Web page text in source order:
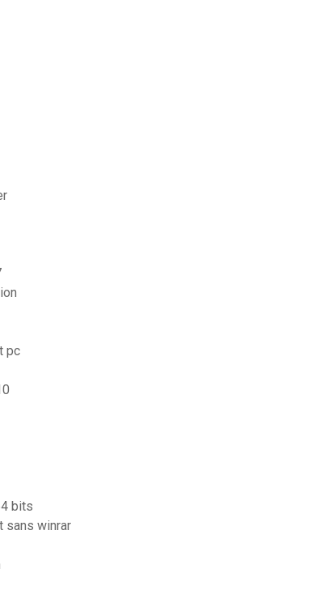
pc
bits
sans winrar